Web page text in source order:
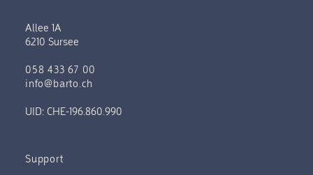
Allee 1A
6210 Sursee
058 433 67 00
info@barto.ch
UID: CHE-196.860.990
Support